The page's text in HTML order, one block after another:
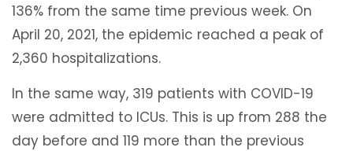
136% from the same time previous week. On
April 20, 2021, the epidemic reached a peak of
2,360 hospitalizations.
In the same way, 319 patients with COVID-19
were admitted to ICUs. This is up from 288 the
day before and 119 more than the previous